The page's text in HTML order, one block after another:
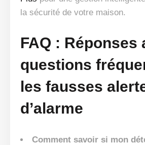
la sécurité de votre maison.
FAQ : Réponses
questions
les fausses
d’alarme
Comment savoir si mon